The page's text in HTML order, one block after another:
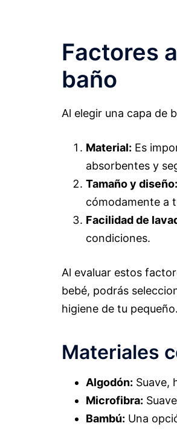
Factores
baño
Al elegir una capa de
Material: Es
absorbentes y
Tamaño y diseño:
cómodamente a
Facilidad de
condiciones.
Al evaluar estos
bebé, podrás
higiene de tu pequeño.
Materiales
Algodón: Suave,
Microfibra:
Bambú: Una